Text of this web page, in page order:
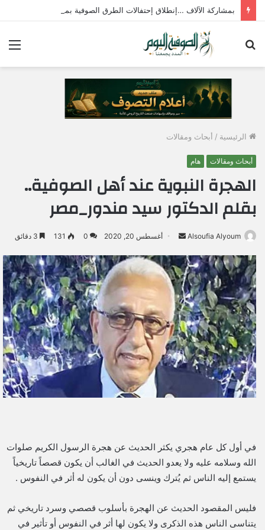
الرئيسية / أبحاث ومقالات
أبحاث ومقالات هام
الهجرة النبوية عند أهل الصوفية..
بقلم الدكتور سيد مندور_مصر
Alsoufia Alyoum
س
ل
ب
ر
ي
د
ا
إ
ن
ي
ا
أغسطس 20, 2020 0
131
في أول كل عام هجري يكثر الحديث عن هجرة الرسول الكريم صلوات
الله وسلامه عليه ولا يعدو الحديث في الغالب أن يكون قصصاً تاريخياً
يستمع إليه الناس ثم يُترك وينسى دون أن يكون له أثر في النفوس .
فليس المقصود الحديث عن الهجرة بأسلوب قصصي وسرد تاريخي ثم
يتناسى الناس هذه الذكرى ولا يكون لها أثر في النفوس أو تأثير في